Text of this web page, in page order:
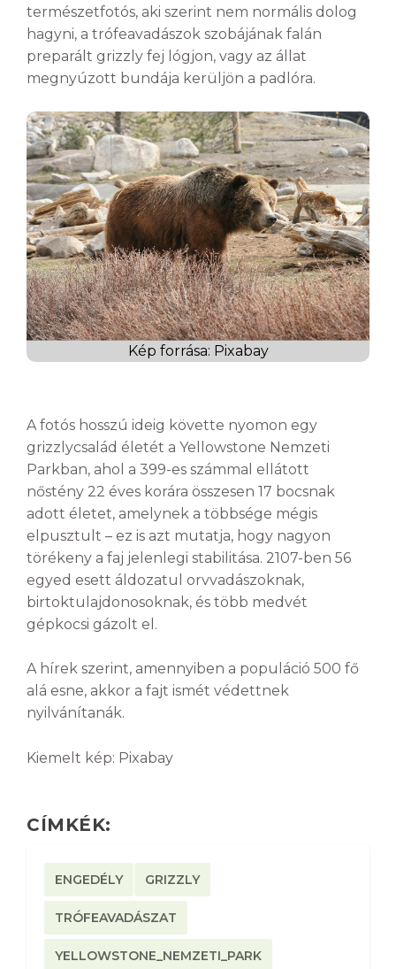
természetfotós, aki szerint nem normális dolog
hagyni, a trófeavadászok szobájának falán
preparált grizzly fej lógjon, vagy az állat
megnyúzott bundája kerüljön a padlóra.
Kép forrása: Pixabay
A fotós hosszú ideig követte nyomon egy
grizzlycsalád életét a Yellowstone Nemzeti
Parkban, ahol a 399-es számmal ellátott
nőstény 22 éves korára összesen 17 bocsnak
adott életet, amelynek a többsége mégis
elpusztult – ez is azt mutatja, hogy nagyon
törékeny a faj jelenlegi stabilitása. 2107-ben 56
egyed esett áldozatul orvvadászoknak,
birtoktulajdonosoknak, és több medvét
gépkocsi gázolt el.
A hírek szerint, amennyiben a populáció 500 fő
alá esne, akkor a fajt ismét védettnek
nyilvánítanák.
Kiemelt kép: Pixabay
CÍMKÉK:
ENGEDÉLY GRIZZLY
TRÓFEAVADÁSZAT
YELLOWSTONE_NEMZETI_PARK